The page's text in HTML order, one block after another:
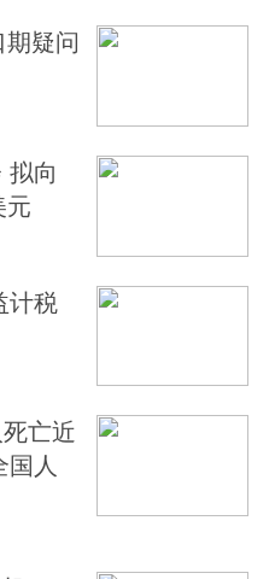
疑问
拟向
元
计税
亡近
国人